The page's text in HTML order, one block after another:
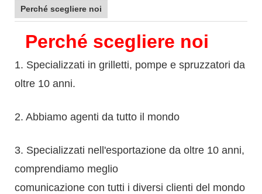
Perché scegliere noi
Perché scegliere noi
1. Specializzati in grilletti, pompe e spruzzatori da
oltre 10 anni.
2. Abbiamo agenti da tutto il mondo
3. Specializzati nell'esportazione da oltre 10 anni,
comprendiamo meglio
comunicazione con tutti i diversi clienti del mondo